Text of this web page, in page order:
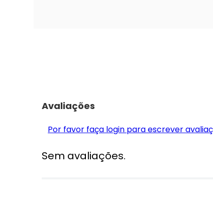
Avaliações
Por favor faça login para escrever
Sem avaliações.